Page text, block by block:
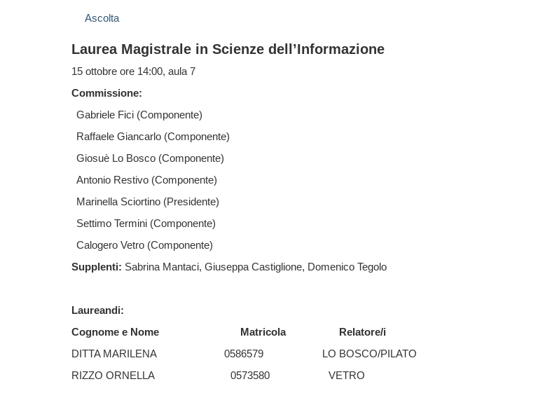
Ascolta
Laurea Magistrale in Scienze dell’Informazione
15 ottobre ore 14:00, aula 7
Commissione:
Gabriele Fici (Componente)
Raffaele Giancarlo (Componente)
Giosuè Lo Bosco (Componente)
Antonio Restivo (Componente)
Marinella Sciortino (Presidente)
Settimo Termini (Componente)
Calogero Vetro (Componente)
Supplenti: Sabrina Mantaci, Giuseppa Castiglione, Domenico Tegolo
Laureandi:
Cognome e Nome
Matricola
Relatore/i
DITTA MARILENA
0586579
LO BOSCO/PILATO
RIZZO ORNELLA
0573580 VETRO